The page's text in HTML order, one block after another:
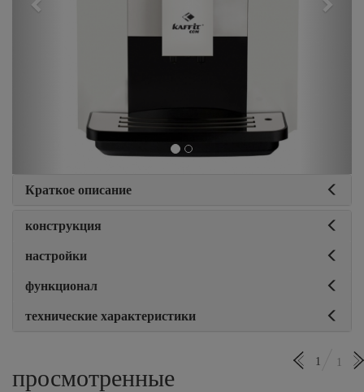
Краткое описание
конструкция
настройки
функционал
технические характеристики
просмотренные
1 1